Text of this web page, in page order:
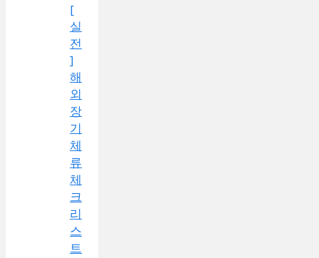
[
실
전
]
해
외
장
기
체
류
체
크
리
스
트